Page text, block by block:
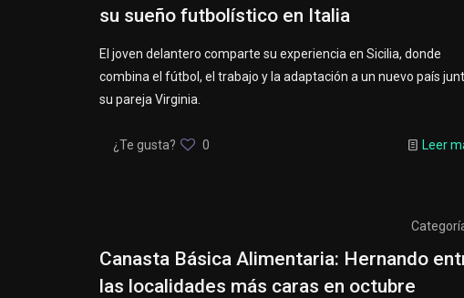
su sueño futbolístico en Italia
El joven delantero comparte su experiencia en Sicilia, donde
combina el fútbol, el trabajo y la adaptación a un nuevo país
su pareja Virginia.
¿Te gusta? 0 Leer
Canasta Básica Alimentaria: Hernando
las localidades más caras en octubre